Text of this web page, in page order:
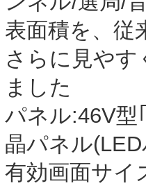
表面積を、従
さらに見や
ました
パネル:46V型
晶パネル
有効画面サイ